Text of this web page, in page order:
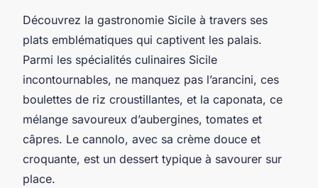
Découvrez la gastronomie Sicile à travers ses
plats emblématiques qui captivent les palais.
Parmi les spécialités culinaires Sicile
incontournables, ne manquez pas l’arancini, ces
boulettes de riz croustillantes, et la caponata, ce
mélange savoureux d’aubergines, tomates et
câpres. Le cannolo, avec sa crème douce et
croquante, est un dessert typique à savourer sur
place.